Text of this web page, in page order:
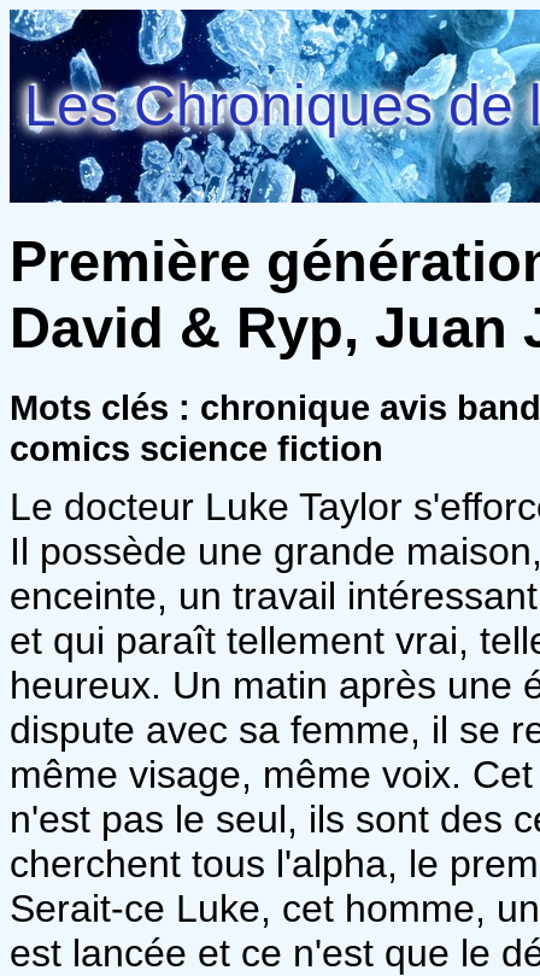
Les Chroniques de
Première
David & Ryp, Juan
Mots clés : chronique avis
comics science fiction
Le docteur Luke Taylor
Il possède une grande
enceinte, un travail
et qui paraît tellement vrai,
heureux. Un matin après une
dispute avec sa femme, il se
même visage, même voix.
n'est pas le seul, ils sont des
cherchent tous l'alpha, le
Serait-ce Luke, cet homme,
est lancée et ce n'est que le